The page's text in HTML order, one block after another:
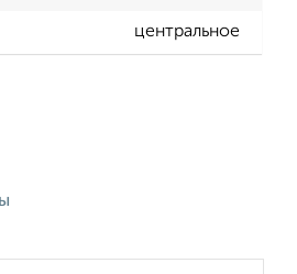
центральное